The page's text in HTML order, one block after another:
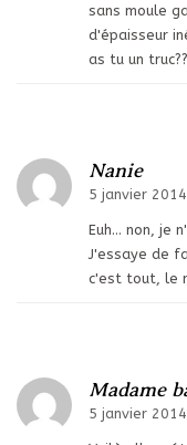
sans moule
d'épaisseur
as tu un truc??
Nanie
5 janvier
Euh… non, je
J'essaye de
c'est tout, le
Madame
5 janvier